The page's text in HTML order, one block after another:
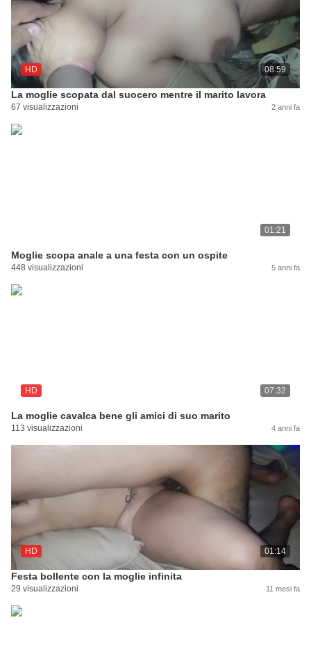
HD 08:59
La moglie scopata dal suocero mentre il marito lavora
67 visualizzazioni 2 anni fa
01:21
Moglie scopa anale a una festa con un ospite
448 visualizzazioni 5 anni fa
HD 07:32
La moglie cavalca bene gli amici di suo marito
113 visualizzazioni 4 anni fa
HD 01:14
Festa bollente con la moglie infinita
29 visualizzazioni 11 mesi fa